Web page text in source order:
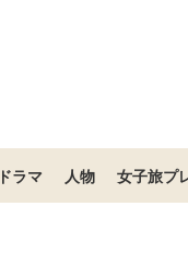
ドラマ 人物 女子旅プ